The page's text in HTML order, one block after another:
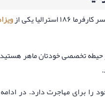
یکی از
تخصصی خودتان ماهر هستید،
برای مهاجرت دارد. در ادامه